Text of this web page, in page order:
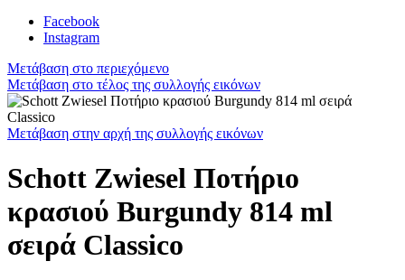
Facebook
Instagram
Μετάβαση στο περιεχόμενο
Μετάβαση στο τέλος της συλλογής εικόνων
Μετάβαση στην αρχή της συλλογής εικόνων
Schott Zwiesel Ποτήριο
κρασιού Burgundy 814 ml
σειρά Classico